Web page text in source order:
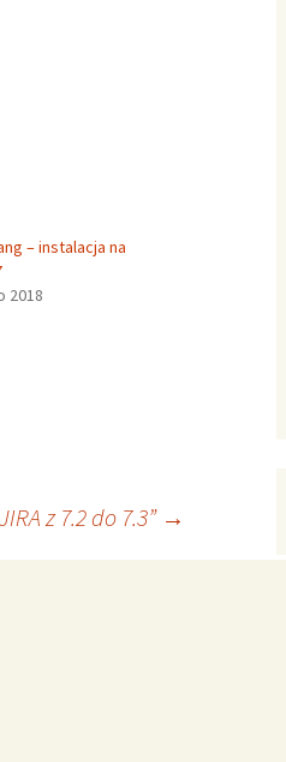
– instalacja na
2018
z 7.2 do 7.3” →